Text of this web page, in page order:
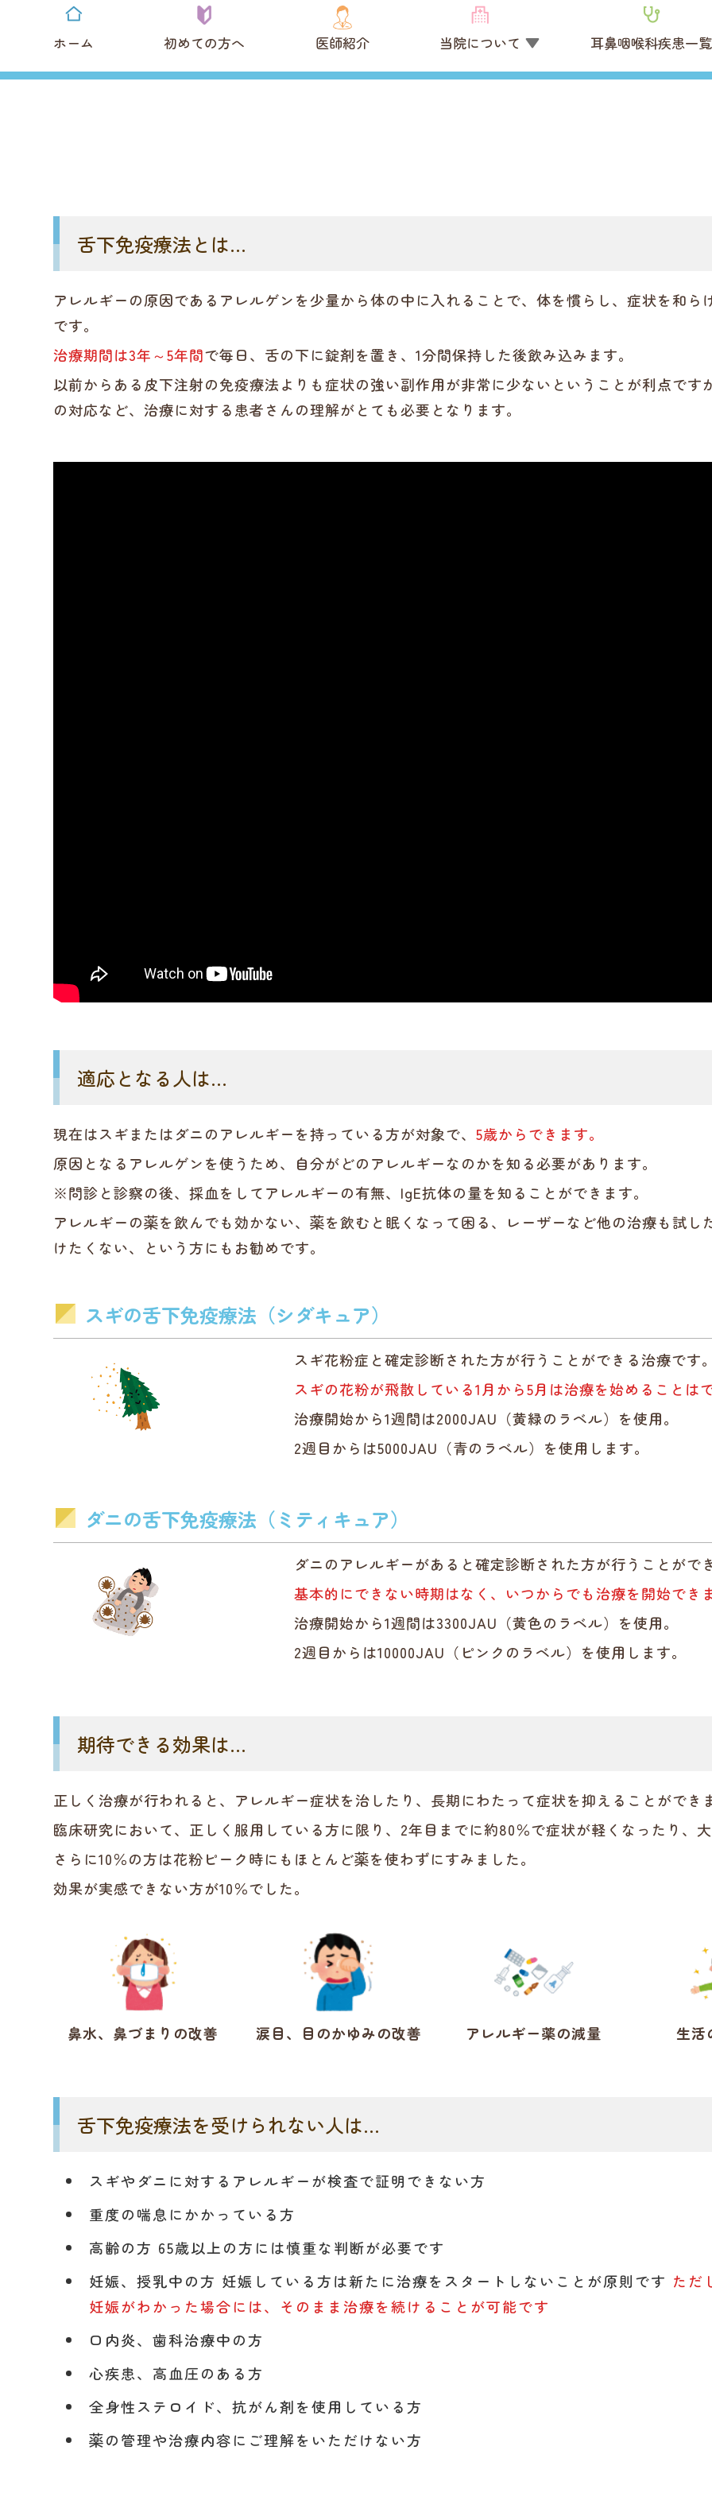
ホーム 初めての方へ 医師紹介 当院について 耳鼻咽喉科疾患一覧
舌下免疫療法とは…
アレルギーの原因であるアレルゲンを少量から体の中に入れることで、体を慣らし、症状を和
です。
治療期間は3年～5年間で毎日、舌の下に錠剤を置き、1分間保持した後飲み込みます。
以前からある皮下注射の免疫療法よりも症状の強い副作用が非常に少ないということが利点です
の対応など、治療に対する患者さんの理解がとても必要となります。
適応となる人は…
現在はスギまたはダニのアレルギーを持っている方が対象で、5歳からできます。
原因となるアレルゲンを使うため、自分がどのアレルギーなのかを知る必要があります。
※問診と診察の後、採血をしてアレルギーの有無、IgE抗体の量を知ることができます。
アレルギーの薬を飲んでも効かない、薬を飲むと眠くなって困る、レーザーなど他の治療も試
けたくない、という方にもお勧めです。
スギの舌下免疫療法（シダキュア）
スギ花粉症と確定診断された方が行うことができる治療です。
スギの花粉が飛散している1月から5月は治療を始めることは
治療開始から1週間は2000JAU（黄緑のラベル）を使用。
2週目からは5000JAU（青のラベル）を使用します。
ダニの舌下免疫療法（ミティキュア）
ダニのアレルギーがあると確定診断された方が行うことがで
基本的にできない時期はなく、いつからでも治療を開始できま
治療開始から1週間は3300JAU（黄色のラベル）を使用。
2週目からは10000JAU（ピンクのラベル）を使用します。
期待できる効果は…
正しく治療が行われると、アレルギー症状を治したり、長期にわたって症状を抑えることができま
臨床研究において、正しく服用している方に限り、2年目までに約80％で症状が軽くなったり、
さらに10％の方は花粉ピーク時にもほとんど薬を使わずにすみました。
効果が実感できない方が10％でした。
鼻水、鼻づまりの改善 涙目、目のかゆみの改善 アレルギー薬の減量 生活
舌下免疫療法を受けられない人は…
スギやダニに対するアレルギーが検査で証明できない方
重度の喘息にかかっている方
高齢の方 65歳以上の方には慎重な判断が必要です
妊娠、授乳中の方 妊娠している方は新たに治療をスタートしないことが原則です ただ
妊娠がわかった場合には、そのまま治療を続けることが可能です
口内炎、歯科治療中の方
心疾患、高血圧のある方
全身性ステロイド、抗がん剤を使用している方
薬の管理や治療内容にご理解をいただけない方